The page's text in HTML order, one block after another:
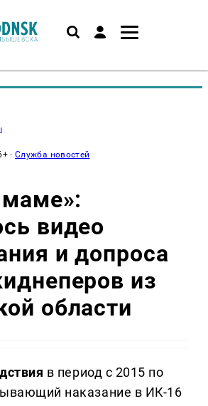
·Служба новостей
видео
и допроса
из
области
в период с 2015 по
наказание в ИК-16